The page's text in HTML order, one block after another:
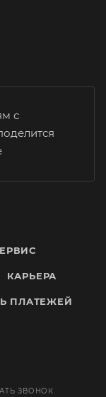
с
КАРЬЕРА
ПЛАТЕЖЕЙ
ЗВОНОК